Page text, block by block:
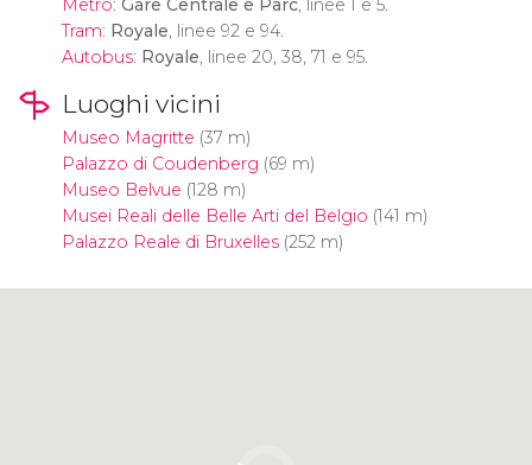
Metro: Gare Centrale e Parc, linee 1 e 5.
Tram: Royale, linee 92 e 94.
Autobus: Royale, linee 20, 38, 71 e 95.
Luoghi vicini
Museo Magritte (37 m)
Palazzo di Coudenberg (69 m)
Museo Belvue (128 m)
Musei Reali delle Belle Arti del Belgio (141 m)
Palazzo Reale di Bruxelles(252 m)